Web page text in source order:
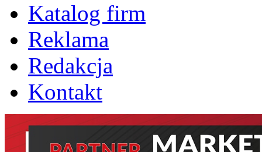
Katalog firm
Reklama
Redakcja
Kontakt